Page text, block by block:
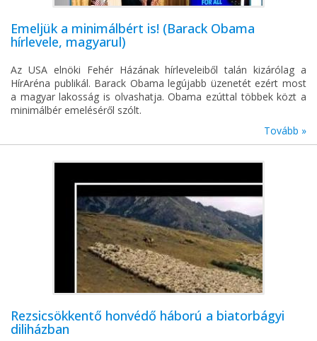
Emeljük a minimálbért is! (Barack Obama
hírlevele, magyarul)
Az USA elnöki Fehér Házának hírleveleiből talán kizárólag a
HírAréna publikál. Barack Obama legújabb üzenetét ezért most
a magyar lakosság is olvashatja. Obama ezúttal többek közt a
minimálbér emeléséről szólt.
Tovább »
Rezsicsökkentő honvédő háború a biatorbágyi
diliházban